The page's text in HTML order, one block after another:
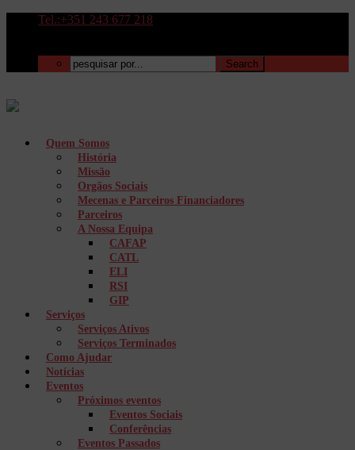
Tel.:+351 243 677 218
Quem Somos
História
Missão
Orgãos Sociais
Mecenas e Parceiros Financiadores
Parceiros
A Nossa Equipa
CAFAP
CATL
ELI
RSI
GIP
Serviços
Serviços Ativos
Serviços Terminados
Como Ajudar
Notícias
Eventos
Próximos eventos
Eventos Sociais
Conferências
Eventos Passados